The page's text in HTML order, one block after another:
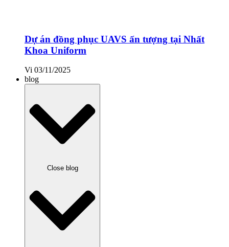
Dự án đồng phục UAVS ấn tượng tại Nhất
Khoa Uniform
Vi 03/11/2025
blog
Close blog